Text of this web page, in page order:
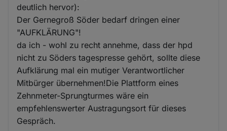
deutlich hervor):
Der Gernegroß Söder bedarf dringen einer
"AUFKLÄRUNG"!
da ich - wohl zu recht annehme, dass der hpd
nicht zu Söders tagespresse gehört, sollte diese
Aufklärung mal ein mutiger Verantwortlicher
Mitbürger übernehmen!Die Plattform eines
Zehnmeter-Sprungturmes wäre ein
empfehlenswerter Austragungsort für dieses
Gespräch.